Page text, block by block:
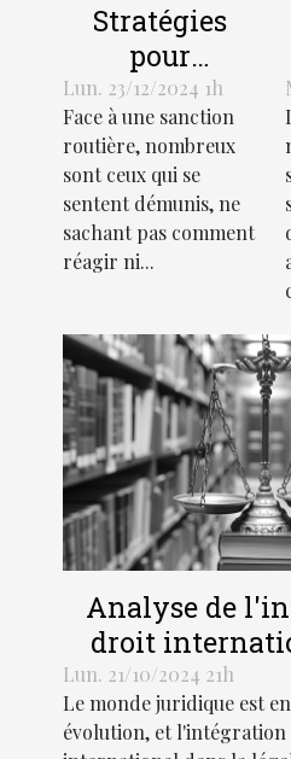
Stratégies
pour
contester
efficacement
une amende
routière
Lun. 23/12/2024 1h
Face à une sanction
routière, nombreux
sont ceux qui se
sentent démunis, ne
sachant pas comment
réagir ni...
Analyse de
droit
légalité
Lun. 21/10/2024 21h
Le monde juridique est
évolution, et